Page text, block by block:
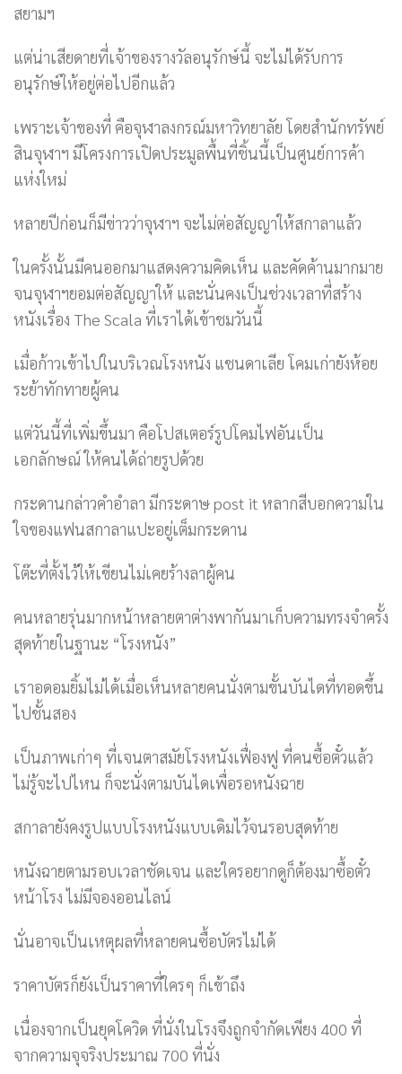
สยามฯ
แต่น่าเสียดายที่เจ้าของรางวัลอนุรักษ์นี้ จะไม่ได้รับการ
อนุรักษ์ให้อยู่ต่อไปอีกแล้ว
เพราะเจ้าของที่ คือจุฬาลงกรณ์มหาวิทยาลัย โดยสำนักทรัพย์
สินจุฬาฯ มีโครงการเปิดประมูลพื้นที่ชิ้นนี้เป็นศูนย์การค้า
แห่งใหม่
หลายปีก่อนก็มีข่าวว่าจุฬาฯ จะไม่ต่อสัญญาให้สกาลาแล้ว
ในครั้งนั้นมีคนออกมาแสดงความคิดเห็น และคัดค้านมากมาย
จนจุฬาฯยอมต่อสัญญาให้ และนั่นคงเป็นช่วงเวลาที่สร้าง
หนังเรื่อง The Scala ที่เราได้เข้าชมวันนี้
เมื่อก้าวเข้าไปในบริเวณโรงหนัง แชนดาเลีย โคมเก่ายังห้อย
ระย้าทักทายผู้คน
แต่วันนี้ที่เพิ่มขึ้นมา คือโปสเตอร์รูปโคมไฟอันเป็น
เอกลักษณ์ ให้คนได้ถ่ายรูปด้วย
กระดานกล่าวคำอำลา มีกระดาษ post it หลากสีบอกความใน
ใจของแฟนสกาลาแปะอยู่เต็มกระดาน
โต๊ะที่ตั้งไว้ให้เขียนไม่เคยร้างลาผู้คน
คนหลายรุ่นมากหน้าหลายตาต่างพากันมาเก็บความทรงจำครั้ง
สุดท้ายในฐานะ “โรงหนัง”
เราอดอมยิ้มไม่ได้เมื่อเห็นหลายคนนั่งตามขั้นบันไดที่ทอดขึ้น
ไปชั้นสอง
เป็นภาพเก่าๆ ที่เจนตาสมัยโรงหนังเฟื่องฟู ที่คนซื้อตั๋วแล้ว
ไม่รู้จะไปไหน ก็จะนั่งตามบันไดเพื่อรอหนังฉาย
สกาลายังคงรูปแบบโรงหนังแบบเดิมไว้จนรอบสุดท้าย
หนังฉายตามรอบเวลาชัดเจน และใครอยากดูก็ต้องมาซื้อตั๋ว
หน้าโรง ไม่มีจองออนไลน์
นั่นอาจเป็นเหตุผลที่หลายคนซื้อบัตรไม่ได้
ราคาบัตรก็ยังเป็นราคาที่ใครๆ ก็เข้าถึง
เนื่องจากเป็นยุคโควิด ที่นั่งในโรงจึงถูกจำกัดเพียง 400 ที่
จากความจุจริงประมาณ 700 ที่นั่ง